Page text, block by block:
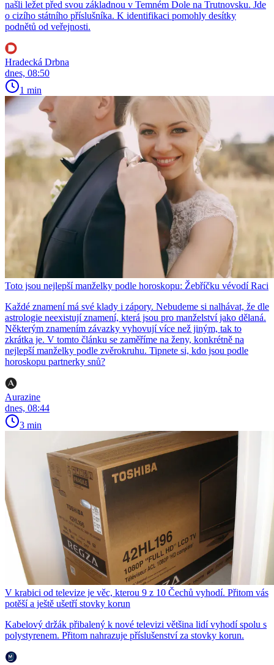
našli ležet před svou základnou v Temném Dole na Trutnovsku. Jde
o cizího státního příslušníka. K identifikaci pomohly desítky
podnětů od veřejnosti.
Hradecká Drbna
dnes, 08:50
1 min
Toto jsou nejlepší manželky podle horoskopu: Žebříčku vévodí Raci
Každé znamení má své klady i zápory. Nebudeme si nalhávat, že dle
astrologie neexistují znamení, která jsou pro manželství jako dělaná.
Některým znamením závazky vyhovují více než jiným, tak to
zkrátka je. V tomto článku se zaměříme na ženy, konkrétně na
nejlepší manželky podle zvěrokruhu. Tipnete si, kdo jsou podle
horoskopu partnerky snů?
Aurazine
dnes, 08:44
3 min
V krabici od televize je věc, kterou 9 z 10 Čechů vyhodí. Přitom vás
potěší a ještě ušetří stovky korun
Kabelový držák přibalený k nové televizi většina lidí vyhodí spolu s
polystyrenem. Přitom nahrazuje příslušenství za stovky korun.